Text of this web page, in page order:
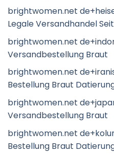
brightwomen.net
Legale Versandhandel
brightwomen.net
Versandbestellung Braut
brightwomen.net
Bestellung Braut
brightwomen.net
Versandbestellung Braut
brightwomen.net
Bestellung Braut